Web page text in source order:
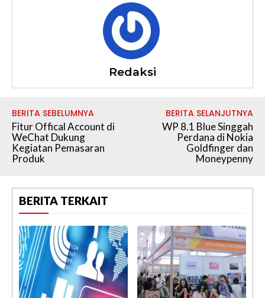
Redaksi
BERITA SEBELUMNYA
Fitur Offical Account di
WeChat Dukung
Kegiatan Pemasaran
Produk
BERITA SELANJUTNYA
WP 8.1 Blue Singgah
Perdana di Nokia
Goldfinger dan
Moneypenny
BERITA TERKAIT